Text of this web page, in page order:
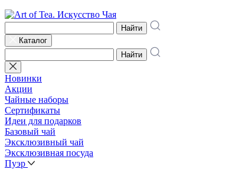
Найти
Каталог
Найти
Новинки
Акции
Чайные наборы
Сертификаты
Идеи для подарков
Базовый чай
Эксклюзивный чай
Эксклюзивная посуда
Пуэр